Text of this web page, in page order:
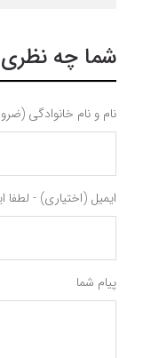
شما چه نظری
نام و نام خانوادگی
ایمیل (اختیاری) -
پیام شما